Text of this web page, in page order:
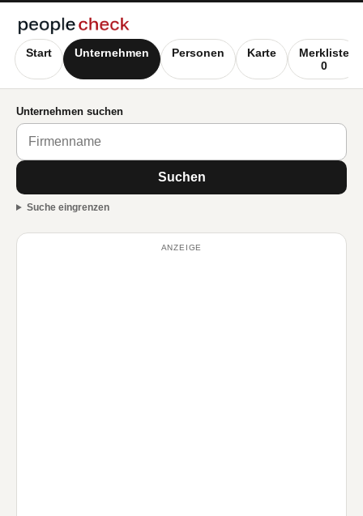
Start Unternehmen Personen Karte
Merkliste
0
Unternehmen suchen
Suchen
Suche eingrenzen
ANZEIGE